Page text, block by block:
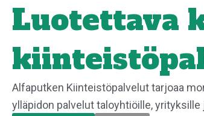
Luotettava
Alfaputken Kiinteistöpalvelut tarjoaa
ylläpidon palvelut taloyhtiöille,